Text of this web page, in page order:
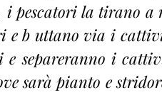
i pescatori la tirano a
e b uttano via i
e separeranno i
sarà pianto e